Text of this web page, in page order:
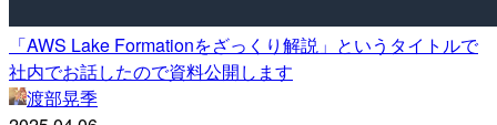
「AWS Lake Formationをざっくり解説」というタイトルで
社内でお話したので資料公開します
渡部晃季